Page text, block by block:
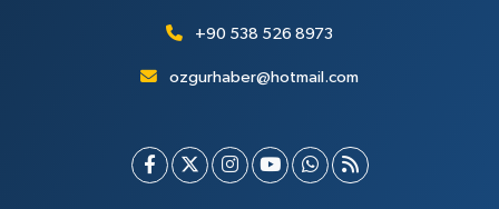
+90 538 526 8973
ozgurhaber@hotmail.com